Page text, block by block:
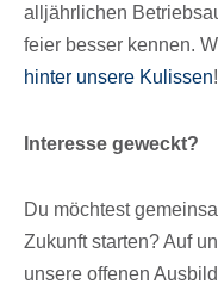
alljähr­li­chen
feier besser kennen.
hinter unsere Kulis­sen!
Inter­esse geweckt?
Du möch­test
Zukunft star­ten? Auf
unsere offe­nen